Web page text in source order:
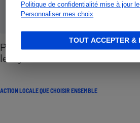
Politique de confidentialité mise à jour
Personnaliser mes choix
TOUT ACCEPTER &
Petit-déjeuner - En Haute-
les lycéens
ACTION LOCALE QUE CHOISIR ENSEMBLE